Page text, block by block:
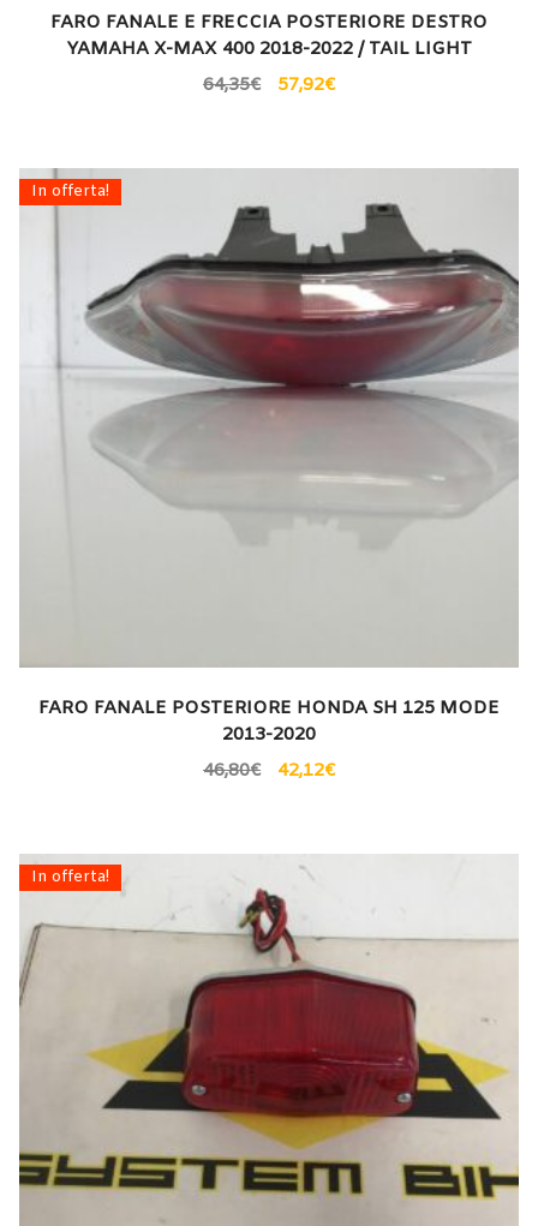
FARO FANALE E FRECCIA POSTERIORE DESTRO
YAMAHA X-MAX 400 2018-2022 / TAIL LIGHT
64,35€ 57,92€
In offerta!
FARO FANALE POSTERIORE HONDA SH 125 MODE
2013-2020
46,80€ 42,12€
In offerta!